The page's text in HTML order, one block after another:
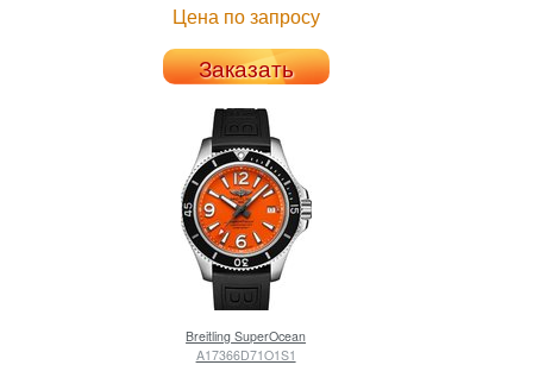
Цена по запросу
Заказать
Breitling SuperOcean
A17366D71O1S1